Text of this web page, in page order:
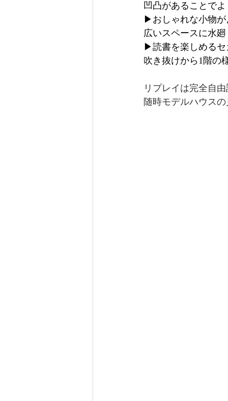
凹凸があることで
▶おしゃれな小物が
広いスペースに水
▶読書を楽しめるセ
吹き抜けから1階の
リプレイは完全自
随時モデルハウス